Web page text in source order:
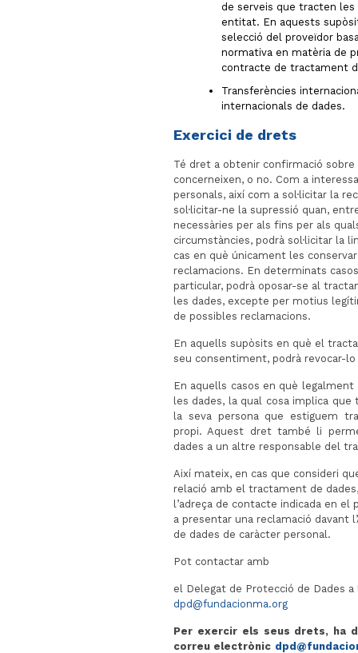
de serveis que tracten
entitat. En aquests
selecció del proveïdor
normativa en matèria de
contracte de tractament
Transferències
internacionals de dades.
Exercici de drets
Té dret a obtenir confirmació
concerneixen, o no. Com a
personals, així com a sol·licitar la
sol·licitar-ne la supressió quan,
necessàries per als fins per als
circumstàncies, podrà sol·licitar la
cas en què únicament les
reclamacions. En determinats
particular, podrà oposar-se al
les dades, excepte per motius
de possibles reclamacions.
En aquells supòsits en què el
seu consentiment, podrà revocar-
En aquells casos en què
les dades, la qual cosa implica
la seva persona que estiguem
propi. Aquest dret també li
dades a un altre responsable del
Així mateix, en cas que consideri
relació amb el tractament de
l’adreça de contacte indicada en
a presentar una reclamació davant
de dades de caràcter personal.
Pot contactar amb
el Delegat de Protecció de Dades
dpd@fundacionma.org
Per exercir els seus drets, ha
correu electrònic